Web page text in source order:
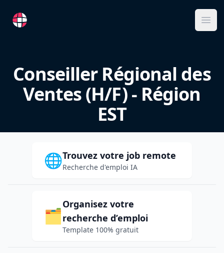
RemoteFR
Conseiller Régional des
Ventes (H/F) - Région
EST
🌐Trouvez votre job remote
Recherche d'emploi IA
🗂️
Organisez votre
recherche d’emploi
Template 100% gratuit